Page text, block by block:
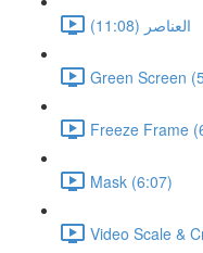
العناصر (11:08)
Green Screen
Freeze Frame
Mask (6:07)
Video Scale &